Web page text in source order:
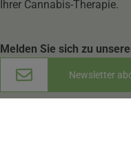
Ihrer Cannabis-Therapie.
Melden Sie sich zu
Newsletter